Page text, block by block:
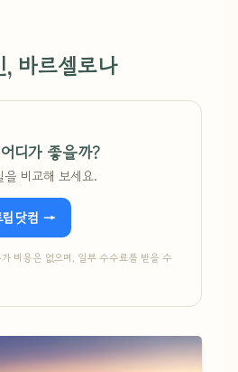
, 바르셀로나
디가 좋을까?
비교해 보세요.
립닷컴 →
비용은 없으며, 일부 수수료를 받을 수